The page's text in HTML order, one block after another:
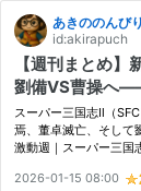
あきののんび
id:akirapuch
【週刊まとめ
劉備VS曹操へ
週｜スーパー三
5〜#21
スーパー三国志Ⅱ（
焉、董卓滅亡、そし
激動週｜スーパー三国
する本シリーズ。 この
2026-01-15 08:00